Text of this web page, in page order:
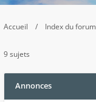
Accueil Index du forum
9 sujets
Annonces